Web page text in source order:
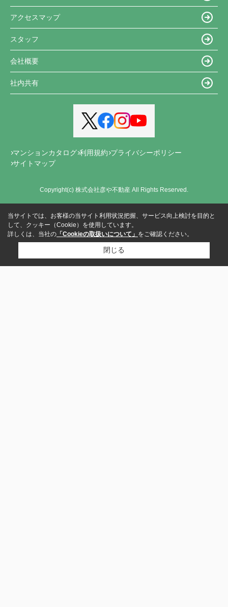
アクセスマップ
スタッフ
会社概要
社内共有
マンションカタログ 利用規約 プライバシーポリシー
サイトマップ
Copyright(c) 株式会社彦や不動産 All Rights Reserved.
当サイトでは、お客様の当サイト利用状況把握、サービス向上検討を目的と
して、クッキー（Cookie）を使用しています。
詳しくは、当社の 「Cookieの取扱いについて」 をご確認ください。
閉じる